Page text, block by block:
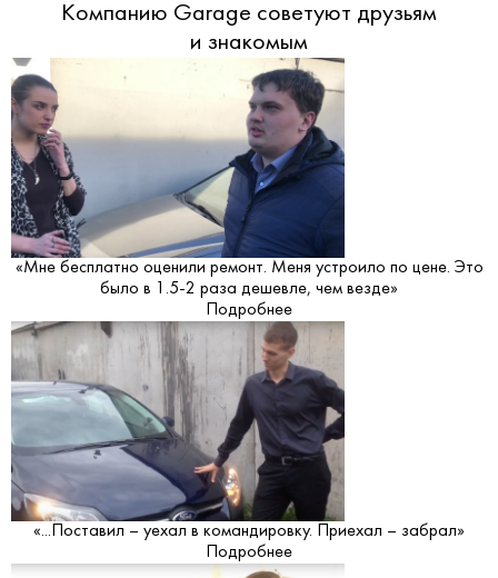
Компанию Garage советуют друзьям
и знакомым
«Мне бесплатно оценили ремонт. Меня устроило по цене. Это
было в 1.5-2 раза дешевле, чем везде»
Подробнее
«...Поставил – уехал в командировку. Приехал – забрал»
Подробнее